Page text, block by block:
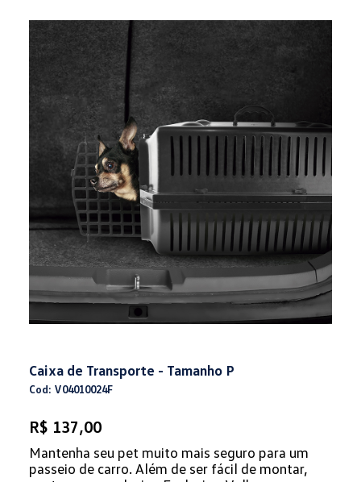
Caixa de Transporte - Tamanho P
Cod: V04010024F
R$ 137,00
Mantenha seu pet muito mais seguro para um
passeio de carro. Além de ser fácil de montar,